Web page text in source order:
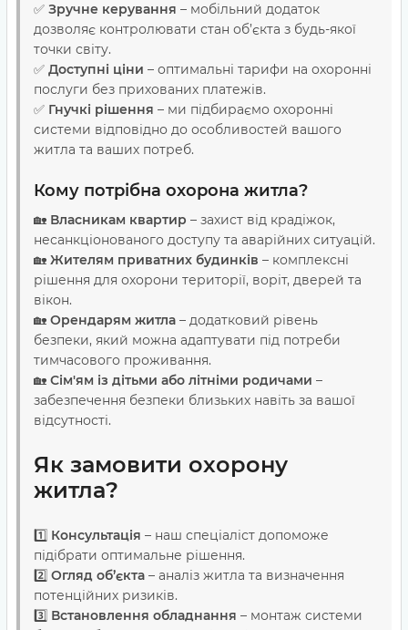
✅ Зручне керування – мобільний додаток
дозволяє контролювати стан об’єкта з будь-якої
точки світу.
✅ Доступні ціни – оптимальні тарифи на охоронні
послуги без прихованих платежів.
✅ Гнучкі рішення – ми підбираємо охоронні
системи відповідно до особливостей вашого
житла та ваших потреб.
Кому потрібна охорона житла?
🏡 Власникам квартир – захист від крадіжок,
несанкціонованого доступу та аварійних ситуацій.
🏡 Жителям приватних будинків – комплексні
рішення для охорони території, воріт, дверей та
вікон.
🏡 Орендарям житла – додатковий рівень
безпеки, який можна адаптувати під потреби
тимчасового проживання.
🏡 Сім'ям із дітьми або літніми родичами –
забезпечення безпеки близьких навіть за вашої
відсутності.
Як замовити охорону
житла?
1️⃣ Консультація – наш спеціаліст допоможе
підібрати оптимальне рішення.
2️⃣ Огляд об’єкта – аналіз житла та визначення
потенційних ризиків.
3️⃣ Встановлення обладнання – монтаж системи